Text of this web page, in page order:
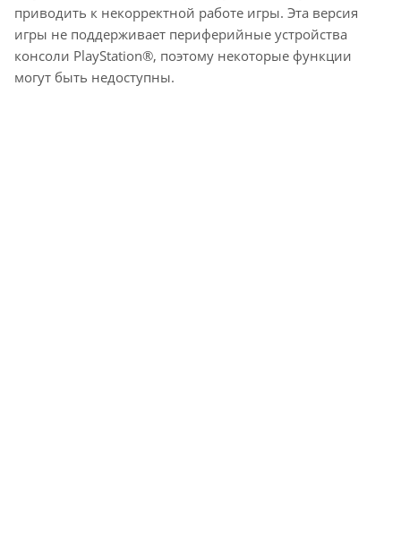
приводить к некорректной работе игры. Эта версия
игры не поддерживает периферийные устройства
консоли PlayStation®, поэтому некоторые функции
могут быть недоступны.